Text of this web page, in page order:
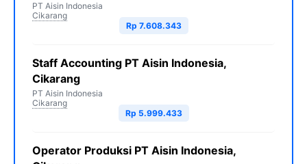
PT Aisin Indonesia
Cikarang
Rp 7.608.343
Staff Accounting PT Aisin Indonesia,
Cikarang
PT Aisin Indonesia
Cikarang
Rp 5.999.433
Operator Produksi PT Aisin Indonesia,